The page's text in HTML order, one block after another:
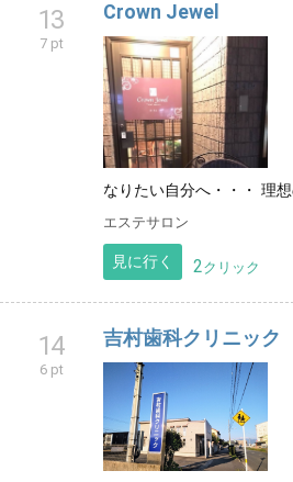
13
7 pt
Crown Jewel
なりたい自分へ・・・ 理
エステサロン
見に行く 2クリック
14
6 pt
吉村歯科クリニック